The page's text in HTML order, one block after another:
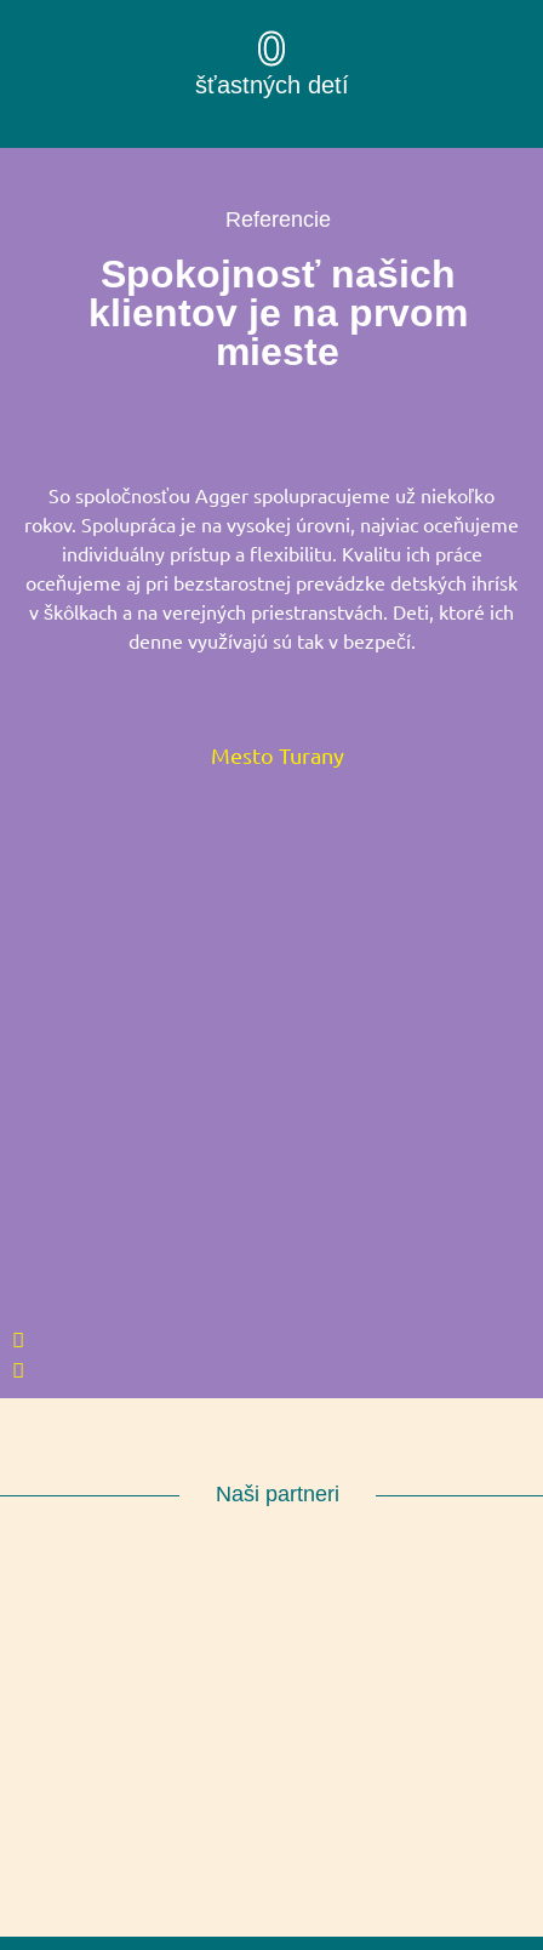
šťastných detí
0
Referencie
Spokojnosť našich
klientov je na prvom
mieste
So spoločnosťou Agger spolupracujeme už niekoľko
rokov. Spolupráca je na vysokej úrovni, najviac oceňujeme
individuálny prístup a flexibilitu. Kvalitu ich práce
oceňujeme aj pri bezstarostnej prevádzke detských ihrísk
v škôlkach a na verejných priestranstvách. Deti, ktoré ich
denne využívajú sú tak v bezpečí.
Mesto Turany
Naši partneri